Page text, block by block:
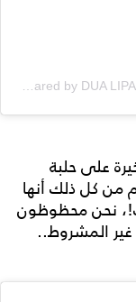
A post shared by DUA LIPA (@dualipa)
على حلبة
من كل ذلك أنها
نحن محظوظون
غير المشروط..